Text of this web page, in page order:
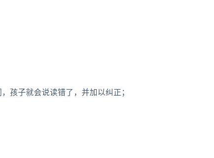
孩子就会说读错了，并加以纠正；